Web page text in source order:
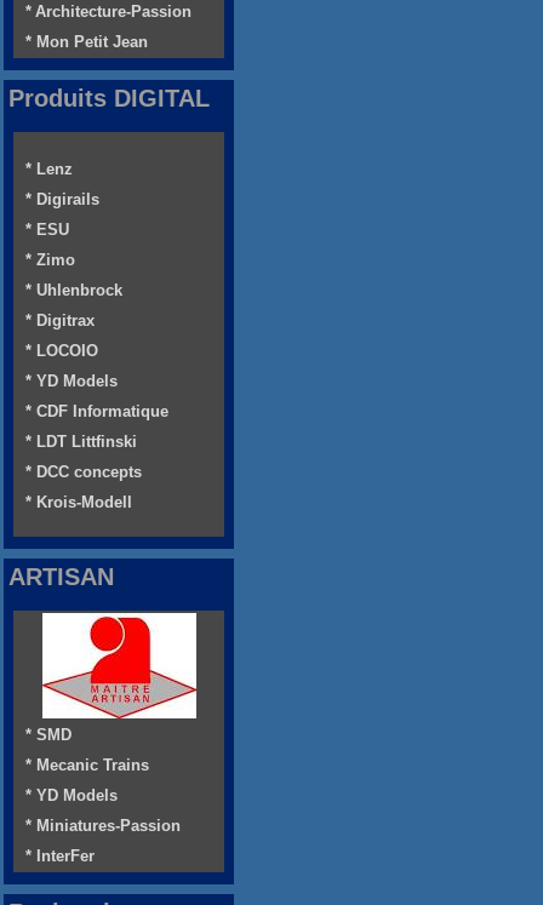
* Architecture-Passion
* Mon Petit Jean
Produits DIGITAL
* Lenz
* Digirails
* ESU
* Zimo
* Uhlenbrock
* Digitrax
* LOCOIO
* YD Models
* CDF Informatique
* LDT Littfinski
* DCC concepts
* Krois-Modell
ARTISAN
* SMD
* Mecanic Trains
* YD Models
* Miniatures-Passion
* InterFer